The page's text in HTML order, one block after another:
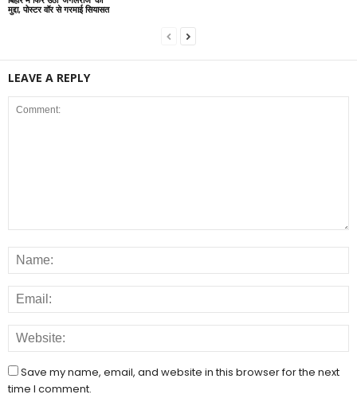
मुद्दा, पोस्टर वॉर से गरमाई सियासत
LEAVE A REPLY
Save my name, email, and website in this browser for the next
time I comment.